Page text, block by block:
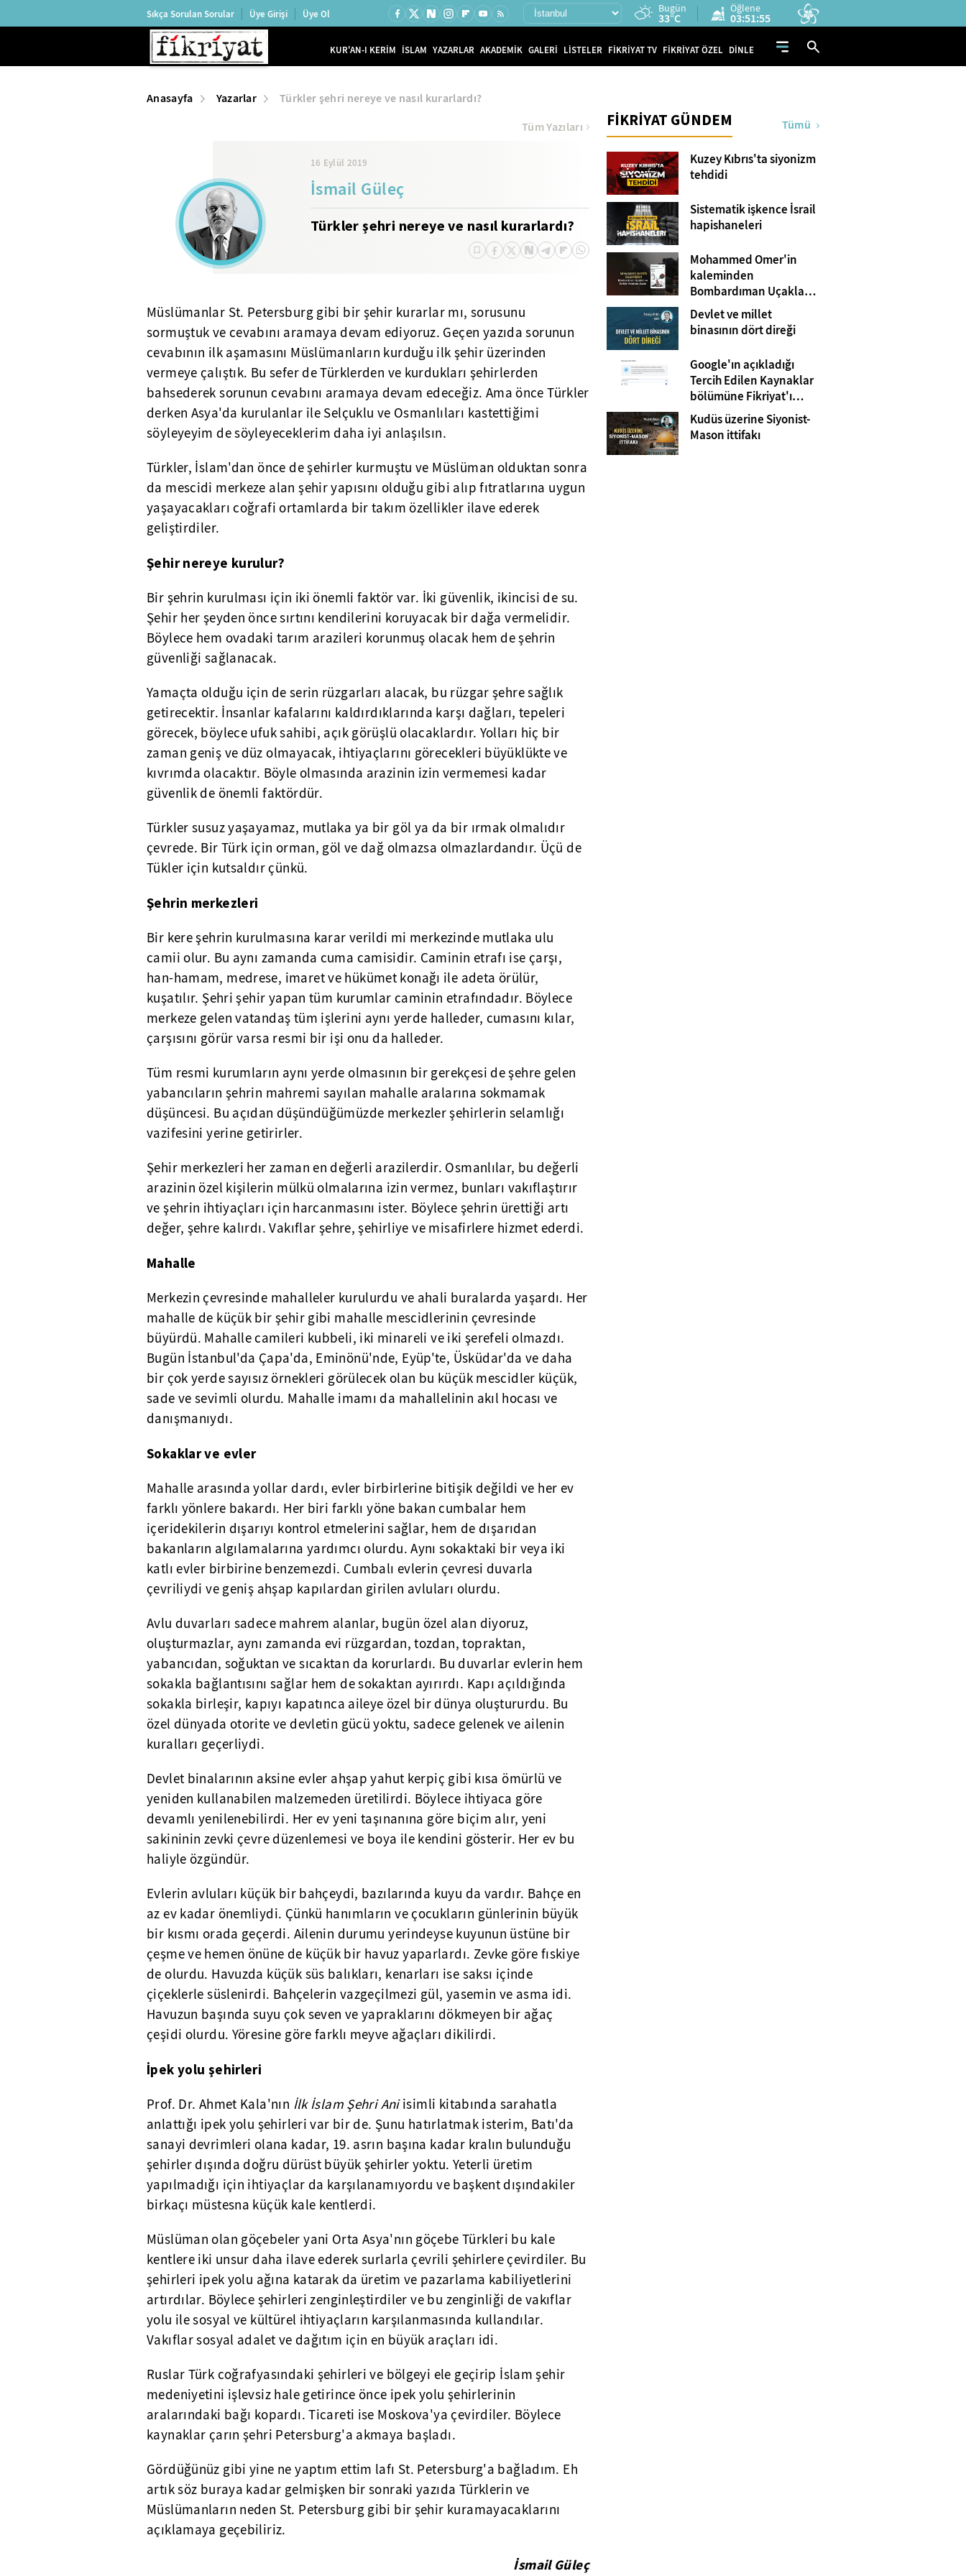
Sıkça Sorulan Sorular Üye Girişi Üye Ol Bugün
33°C
Öğlene
03:51:54
KUR'AN-I KERİM İSLAM YAZARLAR AKADEMİK GALERİ LİSTELER FİKRİYAT TV FİKRİYAT ÖZEL DİNLE
Anasayfa Yazarlar Türkler şehri nereye ve nasıl kurarlardı?
16 Eylül 2019
İsmail Güleç
Türkler şehri nereye ve nasıl kurarlardı?
Tüm Yazıları
Müslümanlar St. Petersburg gibi bir şehir kurarlar mı, sorusunu
sormuştuk ve cevabını aramaya devam ediyoruz. Geçen yazıda sorunun
cevabının ilk aşamasını Müslümanların kurduğu ilk şehir üzerinden
vermeye çalıştık. Bu sefer de Türklerden ve kurdukları şehirlerden
bahsederek sorunun cevabını aramaya devam edeceğiz. Ama önce Türkler
derken Asya'da kurulanlar ile Selçuklu ve Osmanlıları kastettiğimi
söyleyeyim de söyleyeceklerim daha iyi anlaşılsın.
Türkler, İslam'dan önce de şehirler kurmuştu ve Müslüman olduktan sonra
da mescidi merkeze alan şehir yapısını olduğu gibi alıp fıtratlarına uygun
yaşayacakları coğrafi ortamlarda bir takım özellikler ilave ederek
geliştirdiler.
Şehir nereye kurulur?
Bir şehrin kurulması için iki önemli faktör var. İki güvenlik, ikincisi de su.
Şehir her şeyden önce sırtını kendilerini koruyacak bir dağa vermelidir.
Böylece hem ovadaki tarım arazileri korunmuş olacak hem de şehrin
güvenliği sağlanacak.
Yamaçta olduğu için de serin rüzgarları alacak, bu rüzgar şehre sağlık
getirecektir. İnsanlar kafalarını kaldırdıklarında karşı dağları, tepeleri
görecek, böylece ufuk sahibi, açık görüşlü olacaklardır. Yolları hiç bir
zaman geniş ve düz olmayacak, ihtiyaçlarını görecekleri büyüklükte ve
kıvrımda olacaktır. Böyle olmasında arazinin izin vermemesi kadar
güvenlik de önemli faktördür.
Türkler susuz yaşayamaz, mutlaka ya bir göl ya da bir ırmak olmalıdır
çevrede. Bir Türk için orman, göl ve dağ olmazsa olmazlardandır. Üçü de
Tükler için kutsaldır çünkü.
Şehrin merkezleri
Bir kere şehrin kurulmasına karar verildi mi merkezinde mutlaka ulu
camii olur. Bu aynı zamanda cuma camisidir. Caminin etrafı ise çarşı,
han-hamam, medrese, imaret ve hükümet konağı ile adeta örülür,
kuşatılır. Şehri şehir yapan tüm kurumlar caminin etrafındadır. Böylece
merkeze gelen vatandaş tüm işlerini aynı yerde halleder, cumasını kılar,
çarşısını görür varsa resmi bir işi onu da halleder.
Tüm resmi kurumların aynı yerde olmasının bir gerekçesi de şehre gelen
yabancıların şehrin mahremi sayılan mahalle aralarına sokmamak
düşüncesi. Bu açıdan düşündüğümüzde merkezler şehirlerin selamlığı
vazifesini yerine getirirler.
Şehir merkezleri her zaman en değerli arazilerdir. Osmanlılar, bu değerli
arazinin özel kişilerin mülkü olmalarına izin vermez, bunları vakıflaştırır
ve şehrin ihtiyaçları için harcanmasını ister. Böylece şehrin ürettiği artı
değer, şehre kalırdı. Vakıflar şehre, şehirliye ve misafirlere hizmet ederdi.
Mahalle
Merkezin çevresinde mahalleler kurulurdu ve ahali buralarda yaşardı. Her
mahalle de küçük bir şehir gibi mahalle mescidlerinin çevresinde
büyürdü. Mahalle camileri kubbeli, iki minareli ve iki şerefeli olmazdı.
Bugün İstanbul'da Çapa'da, Eminönü'nde, Eyüp'te, Üsküdar'da ve daha
bir çok yerde sayısız örnekleri görülecek olan bu küçük mescidler küçük,
sade ve sevimli olurdu. Mahalle imamı da mahallelinin akıl hocası ve
danışmanıydı.
Sokaklar ve evler
Mahalle arasında yollar dardı, evler birbirlerine bitişik değildi ve her ev
farklı yönlere bakardı. Her biri farklı yöne bakan cumbalar hem
içeridekilerin dışarıyı kontrol etmelerini sağlar, hem de dışarıdan
bakanların algılamalarına yardımcı olurdu. Aynı sokaktaki bir veya iki
katlı evler birbirine benzemezdi. Cumbalı evlerin çevresi duvarla
çevriliydi ve geniş ahşap kapılardan girilen avluları olurdu.
Avlu duvarları sadece mahrem alanlar, bugün özel alan diyoruz,
oluşturmazlar, aynı zamanda evi rüzgardan, tozdan, topraktan,
yabancıdan, soğuktan ve sıcaktan da korurlardı. Bu duvarlar evlerin hem
sokakla bağlantısını sağlar hem de sokaktan ayırırdı. Kapı açıldığında
sokakla birleşir, kapıyı kapatınca aileye özel bir dünya oluştururdu. Bu
özel dünyada otorite ve devletin gücü yoktu, sadece gelenek ve ailenin
kuralları geçerliydi.
Devlet binalarının aksine evler ahşap yahut kerpiç gibi kısa ömürlü ve
yeniden kullanabilen malzemeden üretilirdi. Böylece ihtiyaca göre
devamlı yenilenebilirdi. Her ev yeni taşınanına göre biçim alır, yeni
sakininin zevki çevre düzenlemesi ve boya ile kendini gösterir. Her ev bu
haliyle özgündür.
Evlerin avluları küçük bir bahçeydi, bazılarında kuyu da vardır. Bahçe en
az ev kadar önemliydi. Çünkü hanımların ve çocukların günlerinin büyük
bir kısmı orada geçerdi. Ailenin durumu yerindeyse kuyunun üstüne bir
çeşme ve hemen önüne de küçük bir havuz yaparlardı. Zevke göre fıskiye
de olurdu. Havuzda küçük süs balıkları, kenarları ise saksı içinde
çiçeklerle süslenirdi. Bahçelerin vazgeçilmezi gül, yasemin ve asma idi.
Havuzun başında suyu çok seven ve yapraklarını dökmeyen bir ağaç
çeşidi olurdu. Yöresine göre farklı meyve ağaçları dikilirdi.
İpek yolu şehirleri
Prof. Dr. Ahmet Kala'nın İlk İslam Şehri Aniisimli kitabında sarahatla
anlattığı ipek yolu şehirleri var bir de. Şunu hatırlatmak isterim, Batı'da
sanayi devrimleri olana kadar, 19. asrın başına kadar kralın bulunduğu
şehirler dışında doğru dürüst büyük şehirler yoktu. Yeterli üretim
yapılmadığı için ihtiyaçlar da karşılanamıyordu ve başkent dışındakiler
birkaçı müstesna küçük kale kentlerdi.
Müslüman olan göçebeler yani Orta Asya'nın göçebe Türkleri bu kale
kentlere iki unsur daha ilave ederek surlarla çevrili şehirlere çevirdiler. Bu
şehirleri ipek yolu ağına katarak da üretim ve pazarlama kabiliyetlerini
artırdılar. Böylece şehirleri zenginleştirdiler ve bu zenginliği de vakıflar
yolu ile sosyal ve kültürel ihtiyaçların karşılanmasında kullandılar.
Vakıflar sosyal adalet ve dağıtım için en büyük araçları idi.
Ruslar Türk coğrafyasındaki şehirleri ve bölgeyi ele geçirip İslam şehir
medeniyetini işlevsiz hale getirince önce ipek yolu şehirlerinin
aralarındaki bağı kopardı. Ticareti ise Moskova'ya çevirdiler. Böylece
kaynaklar çarın şehri Petersburg'a akmaya başladı.
Gördüğünüz gibi yine ne yaptım ettim lafı St. Petersburg'a bağladım. Eh
artık söz buraya kadar gelmişken bir sonraki yazıda Türklerin ve
Müslümanların neden St. Petersburg gibi bir şehir kuramayacaklarını
açıklamaya geçebiliriz.
İsmail Güleç
FİKRİYAT GÜNDEM Tümü
Kuzey Kıbrıs'ta siyonizm
tehdidi
Sistematik işkence İsrail
hapishaneleri
Mohammed Omer'in
kaleminden
Bombardıman Uçakları
ve Tanklar Arasında
Gazze
Devlet ve millet
binasının dört direği
Google'ın açıkladığı
Tercih Edilen Kaynaklar
bölümüne Fikriyat'ı
eklemeyi unutmayın!
Kudüs üzerine Siyonist-
Mason ittifakı